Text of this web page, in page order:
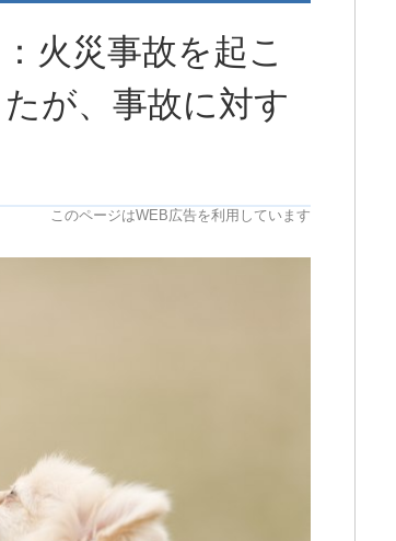
火災事故を起こ
が、事故に対す
このページはWEB広告を利用しています